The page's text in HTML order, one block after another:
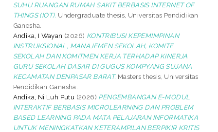
SUHU RUANGAN RUMAH SAKIT BERBASIS INTERNET OF
THINGS (IOT). Undergraduate thesis, Universitas Pendidikan
Ganesha.
Andika, I Wayan (2026) KONTRIBUSI KEPEMIMPINAN
INSTRUKSIONAL, MANAJEMEN SEKOLAH, KOMITE
SEKOLAH DAN KOMITMEN KERJA TERHADAP KINERJA
GURU SEKOLAH DASAR DI GUGUS KOMPYANG SUJANA
KECAMATAN DENPASAR BARAT. Masters thesis, Universitas
Pendidikan Ganesha.
Andika, Ni Luh Putu (2026) PENGEMBANGAN E-MODUL
INTERAKTIF BERBASIS MICROLEARNING DAN PROBLEM
BASED LEARNING PADA MATA PELAJARAN INFORMATIKA
UNTUK MENINGKATKAN KETERAMPILAN BERPIKIR KRITIS